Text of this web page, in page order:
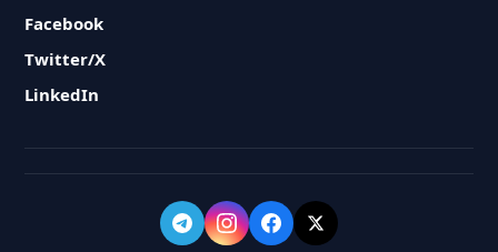
Facebook
Twitter/X
LinkedIn